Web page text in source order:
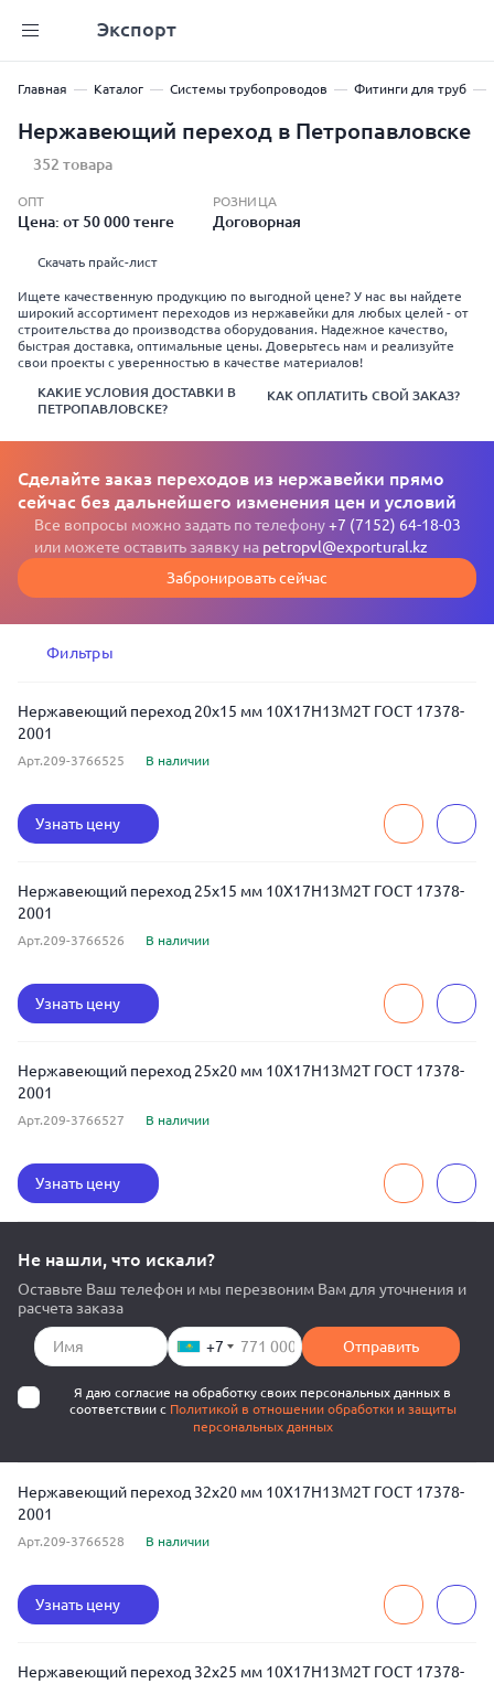
Экспорт
Главная Каталог Системы трубопроводов Фитинги для труб
Нержавеющий переход в Петропавловске
352 товара
ОПТ
Цена: от 50 000 тенге
РОЗНИЦА
Договорная
Скачать прайс-лист
Ищете качественную продукцию по выгодной цене? У нас вы найдете
широкий ассортимент переходов из нержавейки для любых целей - от
строительства до производства оборудования. Надежное качество,
быстрая доставка, оптимальные цены. Доверьтесь нам и реализуйте
свои проекты с уверенностью в качестве материалов!
КАКИЕ УСЛОВИЯ ДОСТАВКИ В
ПЕТРОПАВЛОВСКЕ?
КАК ОПЛАТИТЬ СВОЙ ЗАКАЗ?
Сделайте заказ переходов из нержавейки прямо
сейчас без дальнейшего изменения цен и условий
Все вопросы можно задать по телефону+7 (7152) 64-18-03
или можете оставить заявку на petropvl@exportural.kz
Забронировать сейчас
Фильтры
Нержавеющий переход 20x15 мм 10Х17Н13М2Т ГОСТ 17378-
2001
Арт.209-3766525 В наличии
Узнать цену
Нержавеющий переход 25x15 мм 10Х17Н13М2Т ГОСТ 17378-
2001
Арт.209-3766526 В наличии
Узнать цену
Нержавеющий переход 25x20 мм 10Х17Н13М2Т ГОСТ 17378-
2001
Арт.209-3766527 В наличии
Узнать цену
Не нашли, что искали?
Оставьте Ваш телефон и мы перезвоним Вам для уточнения и
расчета заказа
+7 Отправить
Я даю согласие на обработку своих персональных данных в
соответствии с Политикой в отношении обработки и защиты
персональных данных
Нержавеющий переход 32x20 мм 10Х17Н13М2Т ГОСТ 17378-
2001
Арт.209-3766528 В наличии
Узнать цену
Нержавеющий переход 32x25 мм 10Х17Н13М2Т ГОСТ 17378-